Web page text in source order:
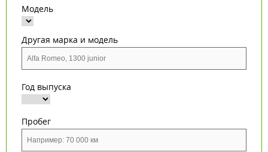
Модель
Другая марка и модель
Год выпуска
Пробег